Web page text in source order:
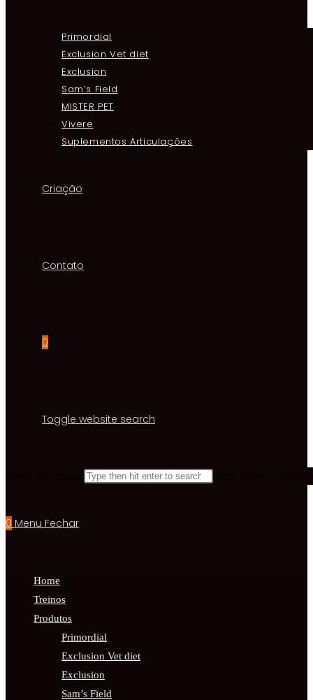
Primordial
Exclusion Vet diet
Exclusion
Sam’s Field
MISTER PET
Vivere
Suplementos Articulações
Criação
Contato
0
Toggle website search
0 Menu Fechar
Home
Treinos
Produtos
Primordial
Exclusion Vet diet
Exclusion
Sam’s Field